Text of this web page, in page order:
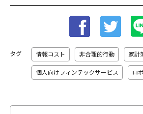
タグ 情報コスト 非合理的行動 家計
個人向けフィンテックサービス ロ